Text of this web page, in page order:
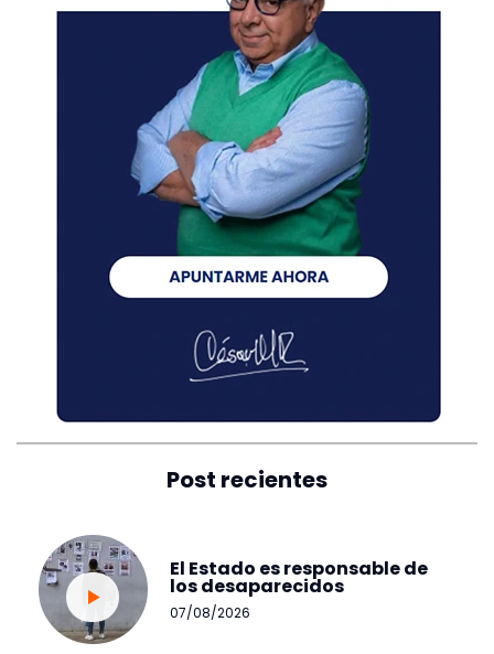
Post recientes
El Estado es responsable de
los desaparecidos
07/08/2026